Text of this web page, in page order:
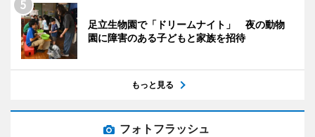
足立生物園で「ドリームナイト」 夜の動物
園に障害のある子どもと家族を招待
もっと見る
フォトフラッシュ